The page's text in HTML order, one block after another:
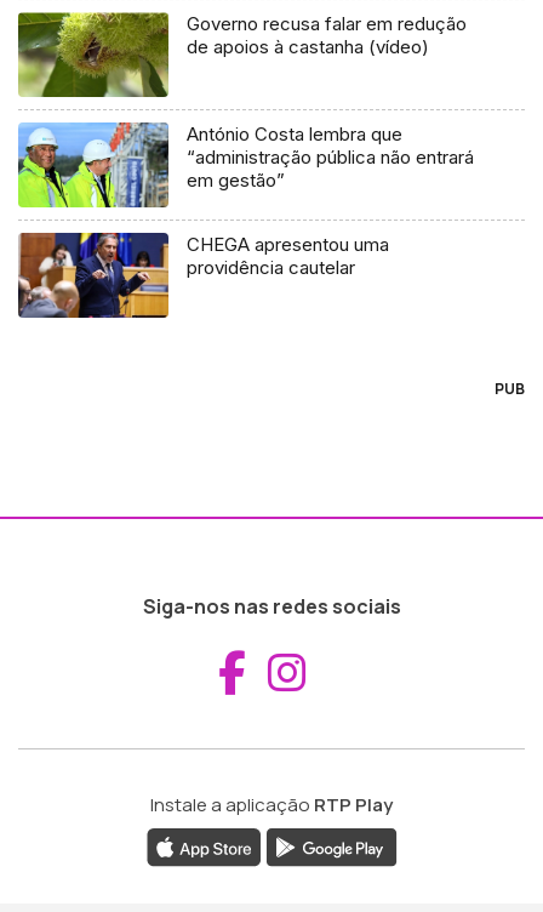
Governo recusa falar em redução
de apoios à castanha (vídeo)
António Costa lembra que
“administração pública não entrará
em gestão”
CHEGA apresentou uma
providência cautelar
PUB
Siga-nos nas redes sociais
Aceder ao
Instale a aplicação RTP Play